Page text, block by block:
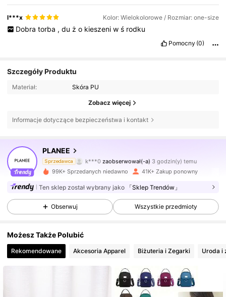
l***x Kolor: Wielokolorowe / Rozmiar: one-size
Dobra torba , du ż o kieszeni w ś rodku
Pomocny (0)
Szczegóły Produktu
Materiał: Skóra PU
Zobacz więcej
Informacje dotyczące bezpieczeństwa i kontakt
PLANEE
Sprzedawca
d***u przegląda
4,86
146K Obserwujący
146K Obserwujący
4,86
146K Obserwujący
99K+ Sprzedanych niedawno 41K+ Zakup ponowny
Ten sklep został wybrany jako 「Sklep Trendów」
Obserwuj Wszystkie przedmioty
Możesz Także Polubić
Rekomendowane Akcesoria Apparel Biżuteria i Zegarki Uroda i